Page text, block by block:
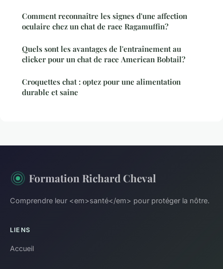
Comment reconnaître les signes d'une affection
oculaire chez un chat de race Ragamuffin?
Quels sont les avantages de l'entraînement au
clicker pour un chat de race American Bobtail?
Croquettes chat : optez pour une alimentation
durable et saine
Formation Richard Cheval
Comprendre leur <em>santé</em> pour protéger la nôtre.
LIENS
Accueil